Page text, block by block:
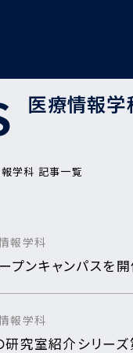
医療情報
学科 記事一覧
報学科
ンキャンパスを開
報学科
究室紹介シリー